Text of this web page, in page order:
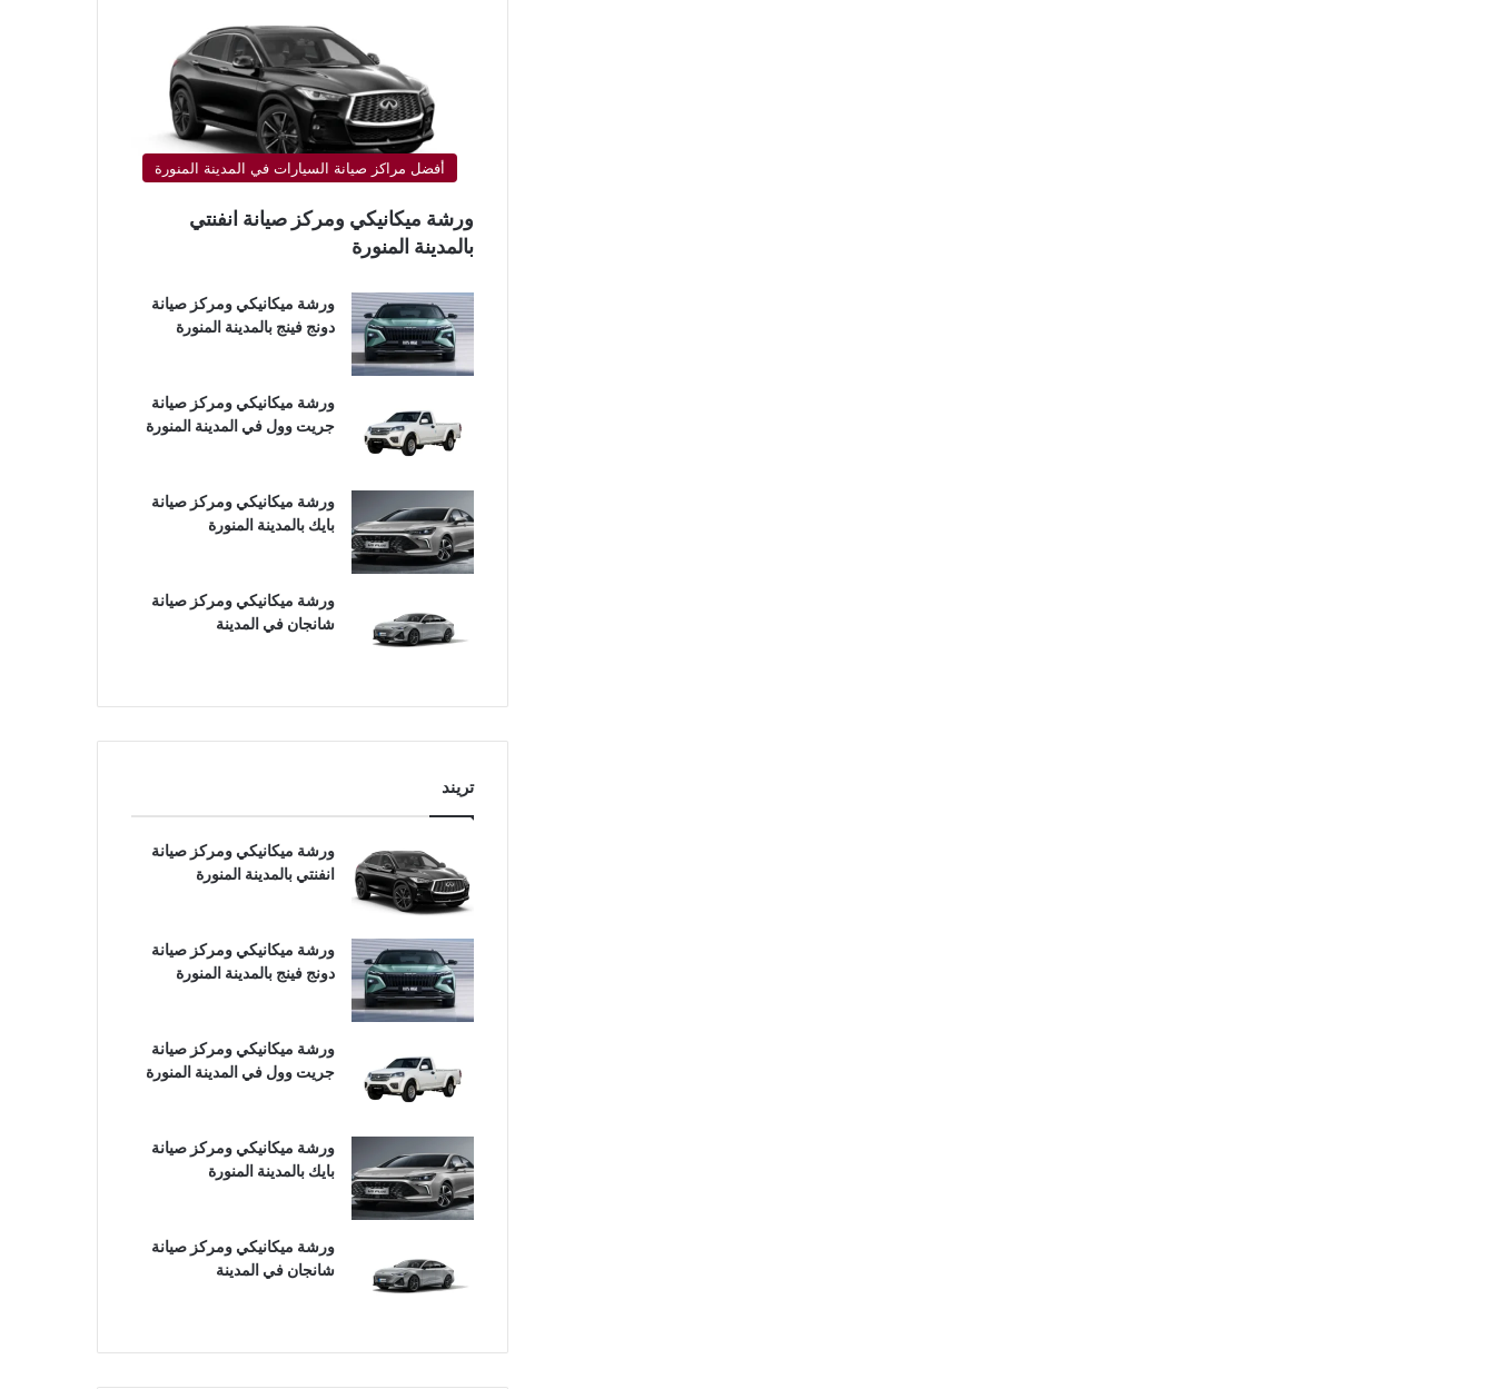
أفضل مراكز صيانة السيارات في المدينة المنورة
ورشة ميكانيكي ومركز صيانة انفنتي
بالمدينة المنورة
ورشة ميكانيكي ومركز صيانة
دونج فينج بالمدينة المنورة
ورشة ميكانيكي ومركز صيانة
جريت وول في المدينة المنورة
ورشة ميكانيكي ومركز صيانة
بايك بالمدينة المنورة
ورشة ميكانيكي ومركز صيانة
شانجان في المدينة
تريند
ورشة ميكانيكي ومركز صيانة
انفنتي بالمدينة المنورة
ورشة ميكانيكي ومركز صيانة
دونج فينج بالمدينة المنورة
ورشة ميكانيكي ومركز صيانة
جريت وول في المدينة المنورة
ورشة ميكانيكي ومركز صيانة
بايك بالمدينة المنورة
ورشة ميكانيكي ومركز صيانة
شانجان في المدينة